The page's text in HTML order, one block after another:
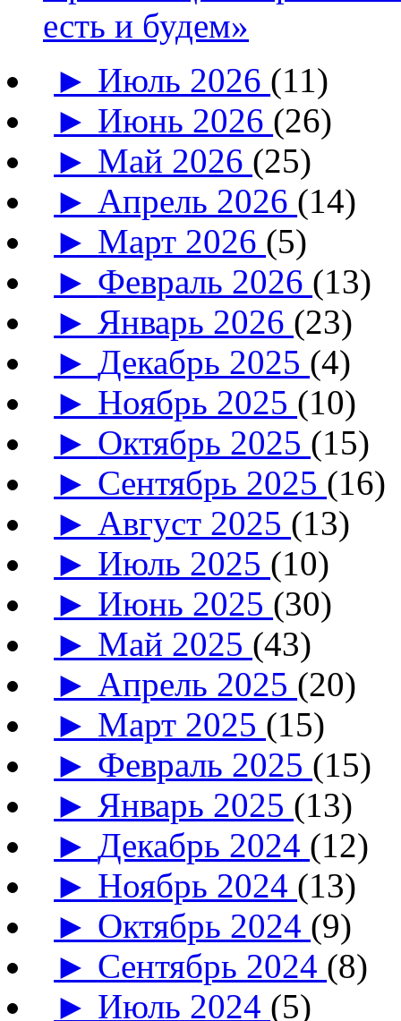
есть и будем»
► Июль 2026 (11)
► Июнь 2026 (26)
► Май 2026 (25)
► Апрель 2026 (14)
► Март 2026 (5)
► Февраль 2026 (13)
► Январь 2026 (23)
►Декабрь 2025 (4)
► Ноябрь 2025 (10)
► Октябрь 2025 (15)
► Сентябрь 2025 (16)
► Август 2025 (13)
► Июль 2025 (10)
► Июнь 2025 (30)
► Май 2025 (43)
► Апрель 2025 (20)
► Март 2025 (15)
► Февраль 2025 (15)
► Январь 2025 (13)
►Декабрь 2024 (12)
► Ноябрь 2024 (13)
► Октябрь 2024 (9)
► Сентябрь 2024 (8)
► Июль 2024 (5)